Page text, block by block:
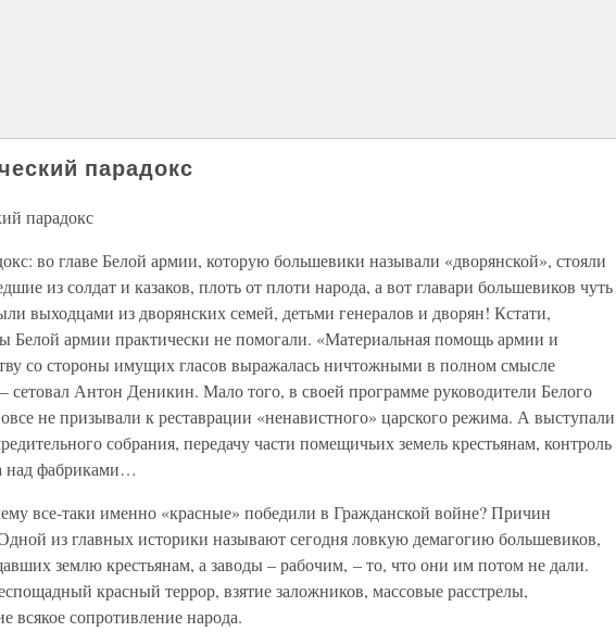
парадокс
парадокс
во главе Белой армии, которую большевики называли «дворянской», стояли
из солдат и казаков, плоть от плоти народа, а вот главари большевиков чуть
выходцами из дворянских семей, детьми генералов и дворян! Кстати,
Белой армии практически не помогали. «Материальная помощь армии и
со стороны имущих гласов выражалась ничтожными в полном смысле
сетовал Антон Деникин. Мало того, в своей программе руководители Белого
не призывали к реставрации «ненавистного» царского режима. А выступали
собрания, передачу части помещичьих земель крестьянам, контроль
над фабриками…
все-таки именно «красные» победили в Гражданской войне? Причин
из главных историки называют сегодня ловкую демагогию большевиков,
землю крестьянам, а заводы – рабочим, – то, что они им потом не дали.
красный террор, взятие заложников, массовые расстрелы,
всякое сопротивление народа.